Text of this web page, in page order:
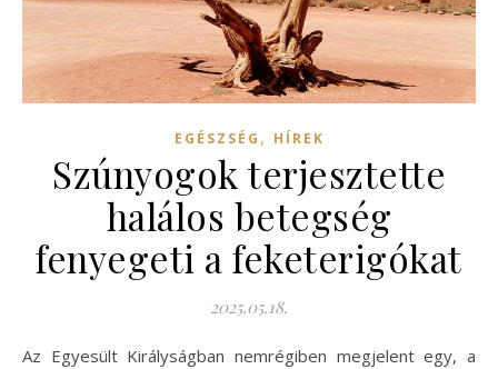
EGÉSZSÉG , HÍREK
Szúnyogok terjesztette
halálos betegség
fenyegeti a feketerigókat
2025.05.18.
Az Egyesült Királyságban nemrégiben megjelent egy, a